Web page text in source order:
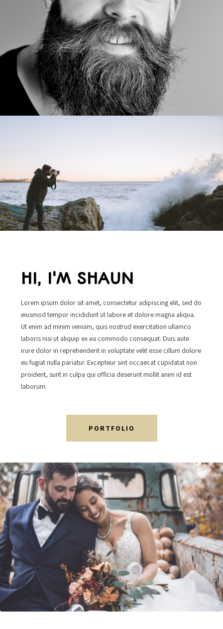
HI, I'M SHAUN
Lorem ipsum dolor sit amet, consectetur adipiscing elit, sed do
eiusmod tempor incididunt ut labore et dolore magna aliqua.
Ut enim ad minim veniam, quis nostrud exercitation ullamco
laboris nisi ut aliquip ex ea commodo consequat. Duis aute
irure dolor in reprehenderit in voluptate velit esse cillum dolore
eu fugiat nulla pariatur. Excepteur sint occaecat cupidatat non
proident, sunt in culpa qui officia deserunt mollit anim id est
laborum.
PORTFOLIO